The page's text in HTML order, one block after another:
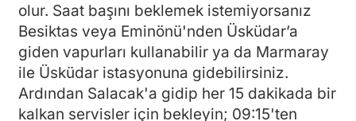
olur. Saat başını beklemek istemiyorsanız
Besiktas veya Eminönü'nden Üsküdar’a
giden vapurları kullanabilir ya da Marmaray
ile Üsküdar istasyonuna gidebilirsiniz.
Ardından Salacak'a gidip her 15 dakikada bir
kalkan servisler için bekleyin; 09:15'ten